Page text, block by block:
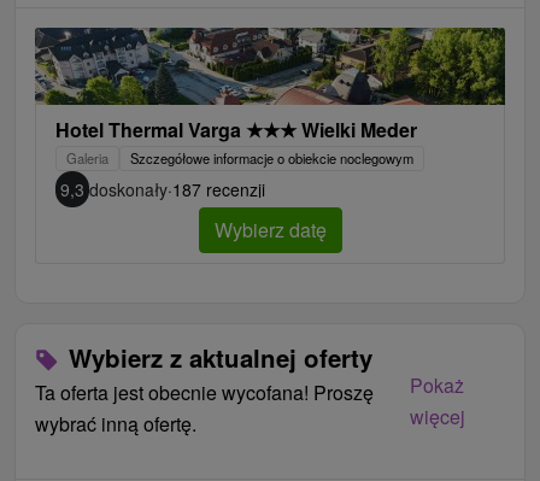
Hotel Thermal Varga ★★★Wielki Meder
Galeria Szczegółowe informacje o obiekcie noclegowym
9,3 doskonały·187 recenzji
Wybierz datę
Wybierz z aktualnej oferty
Ta oferta jest obecnie wycofana! Proszę
wybrać inną ofertę.
Pokaż
więcej